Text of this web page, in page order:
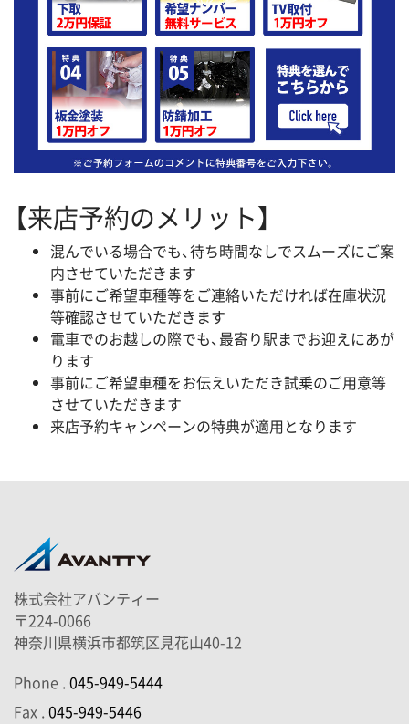
【来店予約のメリット】
混んでいる場合でも、待ち時間なしでスムーズにご案
内させていただきます
事前にご希望車種等をご連絡いただければ在庫状況
等確認させていただきます
電車でのお越しの際でも、最寄り駅までお迎えにあが
ります
事前にご希望車種をお伝えいただき試乗のご用意等
させていただきます
来店予約キャンペーンの特典が適用となります
株式会社アバンティー
〒224-0066
神奈川県横浜市都筑区見花山40-12
Phone .045-949-5444
Fax .045-949-5446